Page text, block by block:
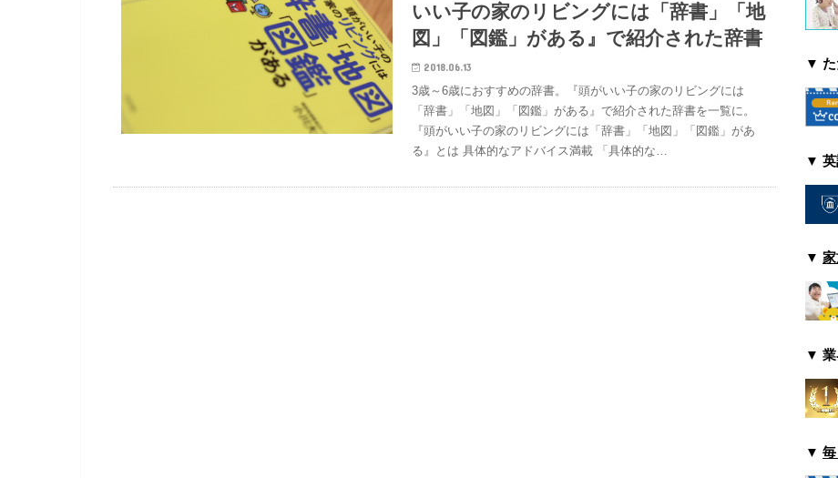
いい子の家のリビングには「辞書」「地
図」「図鑑」がある』で紹介された辞書
2018.06.13
3歳～6歳におすすめの辞書。『頭がいい子の家のリビングには
「辞書」「地図」「図鑑」がある』で紹介された辞書を一覧に。
『頭がいい子の家のリビングには「辞書」「地図」「図鑑」があ
る』とは 具体的なアドバイス満載 「具体的な…
▼ た
▼ 英
▼
▼
▼